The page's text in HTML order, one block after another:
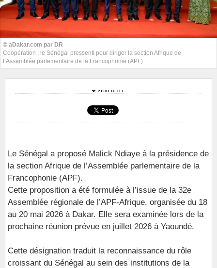
© aDakar.com par DR
Coopération : le Sénégal pressenti pour diriger la section Afrique de
l’Assemblée parlementaire de la Francophonie (APF)
Le Sénégal a proposé Malick Ndiaye à la présidence de
la section Afrique de l’Assemblée parlementaire de la
Francophonie (APF).
Cette proposition a été formulée à l’issue de la 32e
Assemblée régionale de l’APF-Afrique, organisée du 18
au 20 mai 2026 à Dakar. Elle sera examinée lors de la
prochaine réunion prévue en juillet 2026 à Yaoundé.
Cette désignation traduit la reconnaissance du rôle
croissant du Sénégal au sein des institutions de la